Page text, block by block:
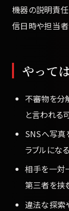
機器の説明責任
信日時や担当者
やって
不審物を分
と言われる
SNSへ写真
ラブルにな
相手を一対
第三者を挟
違法な探索